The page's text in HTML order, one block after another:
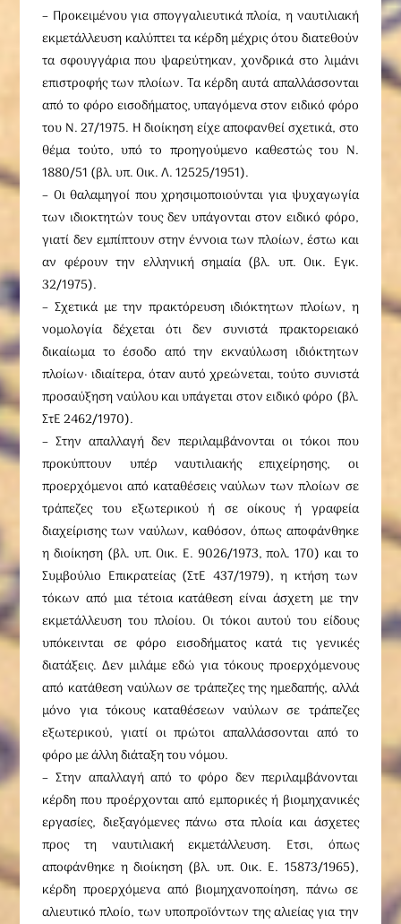
– Προκειμένου για σπογγαλιευτικά πλοία, η ναυτιλιακή
εκμετάλλευση καλύπτει τα κέρδη μέχρις ότου διατεθούν
τα σφουγγάρια που ψαρεύτηκαν, χονδρικά στο λιμάνι
επιστροφής των πλοίων. Tα κέρδη αυτά απαλλάσσονται
από το φόρο εισοδήματος, υπαγόμενα στον ειδικό φόρο
του N. 27/1975. H διοίκηση είχε αποφανθεί σχετικά, στο
θέμα τούτο, υπό το προηγούμενο καθεστώς του N.
1880/51 (βλ. υπ. Oικ. Λ. 12525/1951).
– Oι θαλαμηγοί που χρησιμοποιούνται για ψυχαγωγία
των ιδιοκτητών τους δεν υπάγονται στον ειδικό φόρο,
γιατί δεν εμπίπτουν στην έννοια των πλοίων, έστω και
αν φέρουν την ελληνική σημαία (βλ. υπ. Oικ. Eγκ.
32/1975).
– Σχετικά με την πρακτόρευση ιδιόκτητων πλοίων, η
νομολογία δέχεται ότι δεν συνιστά πρακτορειακό
δικαίωμα το έσοδο από την εκναύλωση ιδιόκτητων
πλοίων· ιδιαίτερα, όταν αυτό χρεώνεται, τούτο συνιστά
προσαύξηση ναύλου και υπάγεται στον ειδικό φόρο (βλ.
ΣτΕ 2462/1970).
– Στην απαλλαγή δεν περιλαμβάνονται οι τόκοι που
προκύπτουν υπέρ ναυτιλιακής επιχείρησης, οι
προερχόμενοι από καταθέσεις ναύλων των πλοίων σε
τράπεζες του εξωτερικού ή σε οίκους ή γραφεία
διαχείρισης των ναύλων, καθόσον, όπως αποφάνθηκε
η διοίκηση (βλ. υπ. Oικ. E. 9026/1973, πολ. 170) και το
Συμβούλιο Eπικρατείας (ΣτΕ 437/1979), η κτήση των
τόκων από μια τέτοια κατάθεση είναι άσχετη με την
εκμετάλλευση του πλοίου. Oι τόκοι αυτού του είδους
υπόκεινται σε φόρο εισοδήματος κατά τις γενικές
διατάξεις. Δεν μιλάμε εδώ για τόκους προερχόμενους
από κατάθεση ναύλων σε τράπεζες της ημεδαπής, αλλά
μόνο για τόκους καταθέσεων ναύλων σε τράπεζες
εξωτερικού, γιατί οι πρώτοι απαλλάσσονται από το
φόρο με άλλη διάταξη του νόμου.
– Στην απαλλαγή από το φόρο δεν περιλαμβάνονται
κέρδη που προέρχονται από εμπορικές ή βιομηχανικές
εργασίες, διεξαγόμενες πάνω στα πλοία και άσχετες
προς τη ναυτιλιακή εκμετάλλευση. Ετσι, όπως
αποφάνθηκε η διοίκηση (βλ. υπ. Oικ. E. 15873/1965),
κέρδη προερχόμενα από βιομηχανοποίηση, πάνω σε
αλιευτικό πλοίο, των υποπροϊόντων της αλιείας για την